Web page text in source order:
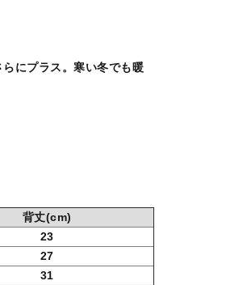
にプラス。寒い冬でも暖
背丈(cm)
23
27
31